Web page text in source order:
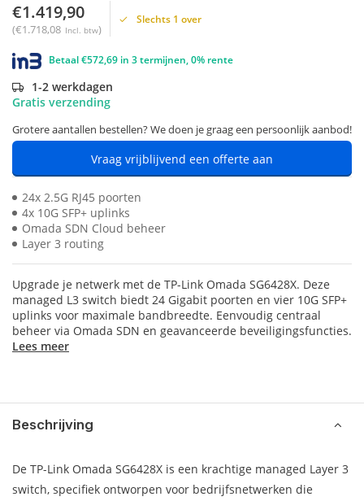
€1.419,90
(€1.718,08 Incl. btw)
Slechts 1 over
Betaal €572,69 in 3 termijnen, 0% rente
1-2 werkdagen
Gratis verzending
Grotere aantallen bestellen? We doen je graag een persoonlijk aanbod!
Vraag vrijblijvend een offerte aan
24x 2.5G RJ45 poorten
4x 10G SFP+ uplinks
Omada SDN Cloud beheer
Layer 3 routing
Upgrade je netwerk met de TP-Link Omada SG6428X. Deze
managed L3 switch biedt 24 Gigabit poorten en vier 10G SFP+
uplinks voor maximale bandbreedte. Eenvoudig centraal
beheer via Omada SDN en geavanceerde beveiligingsfuncties.
Lees meer
Beschrijving
De TP-Link Omada SG6428X is een krachtige managed Layer 3
switch, specifiek ontworpen voor bedrijfsnetwerken die